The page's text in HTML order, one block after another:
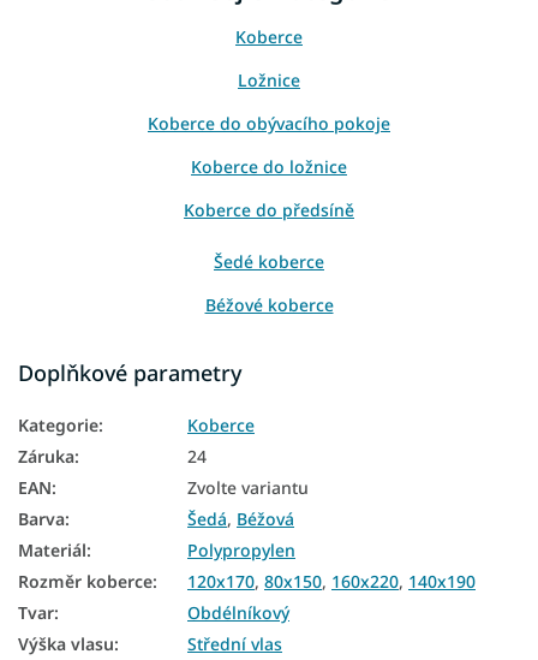
Koberce
Ložnice
Koberce do obývacího pokoje
Koberce do ložnice
Koberce do předsíně
Šedé koberce
Béžové koberce
Koberce 120x170
Koberce 140x190
Koberce 160x220
Koberce 240x330
Doplňkové parametry
Kategorie:
Koberce
Záruka:
24
EAN:
Zvolte variantu
Barva: Šedá, Béžová
Materiál:
Polypropylen
Rozměr koberce: 120x170, 80x150, 160x220, 140x190
Tvar:
Obdélníkový
Výška vlasu: Střední vlas